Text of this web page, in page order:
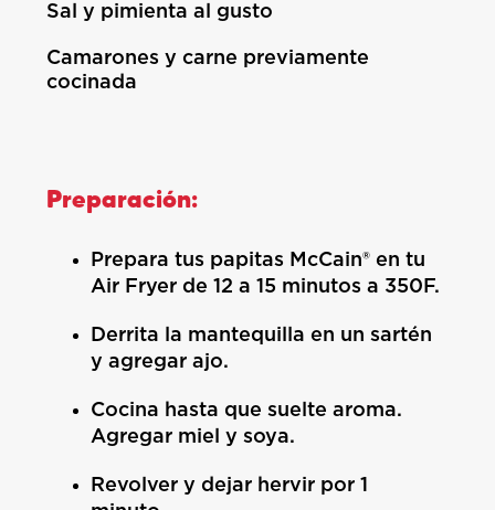
Sal y pimienta al gusto
Camarones y carne previamente
cocinada
Preparación:
Prepara tus papitas McCain® en tu
Air Fryer de 12 a 15 minutos a 350F.
Derrita la mantequilla en un sartén
y agregar ajo.
Cocina hasta que suelte aroma.
Agregar miel y soya.
Revolver y dejar hervir por 1